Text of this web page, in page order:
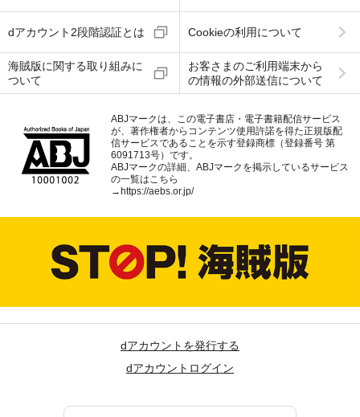
dアカウント2段階認証とは Cookieの利用について
海賊版に関する取り組みに
ついて
お客さまのご利用端末から
の情報の外部送信について
ABJマークは、この電子書店・電子書籍配信サービス
が、著作権者からコンテンツ使用許諾を得た正規版配
信サービスであることを示す登録商標（登録番号 第
6091713号）です。
ABJマークの詳細、ABJマークを掲示しているサービス
の一覧はこちら
→ https://aebs.or.jp/
dアカウントを発行する
dアカウントログイン